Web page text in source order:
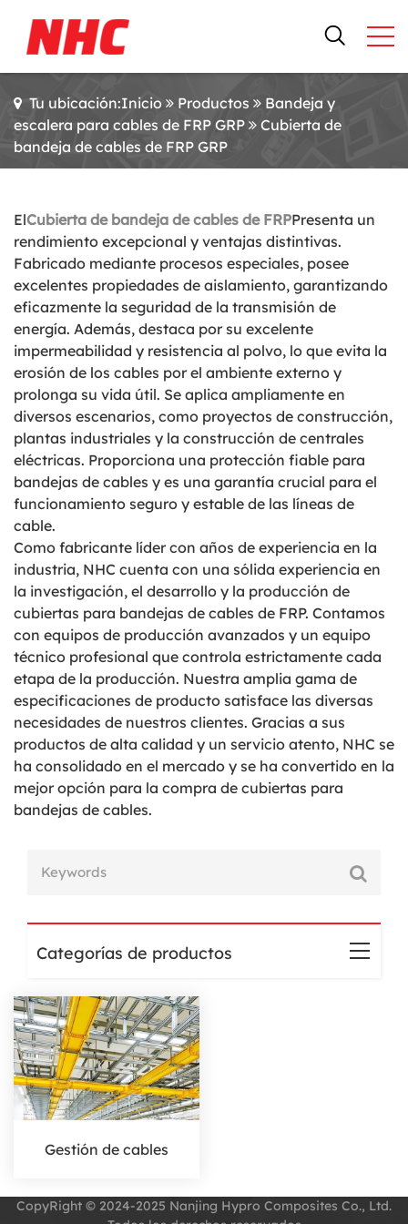
Tu ubicación:Inicio Productos
Bandeja y
escalera para cables de FRP GRP
Cubierta de
bandeja de cables de FRP GRP
ElCubierta de bandeja de cables de FRPPresenta un
rendimiento excepcional y ventajas distintivas.
Fabricado mediante procesos especiales, posee
excelentes propiedades de aislamiento, garantizando
eficazmente la seguridad de la transmisión de
energía. Además, destaca por su excelente
impermeabilidad y resistencia al polvo, lo que evita la
erosión de los cables por el ambiente externo y
prolonga su vida útil. Se aplica ampliamente en
diversos escenarios, como proyectos de construcción,
plantas industriales y la construcción de centrales
eléctricas. Proporciona una protección fiable para
bandejas de cables y es una garantía crucial para el
funcionamiento seguro y estable de las líneas de
cable.
Como fabricante líder con años de experiencia en la
industria, NHC cuenta con una sólida experiencia en
la investigación, el desarrollo y la producción de
cubiertas para bandejas de cables de FRP. Contamos
con equipos de producción avanzados y un equipo
técnico profesional que controla estrictamente cada
etapa de la producción. Nuestra amplia gama de
especificaciones de producto satisface las diversas
necesidades de nuestros clientes. Gracias a sus
productos de alta calidad y un servicio atento, NHC se
ha consolidado en el mercado y se ha convertido en la
mejor opción para la compra de cubiertas para
bandejas de cables.
Gestión de cables
Categorías de productos
CopyRight © 2024-2025 Nanjing Hypro Composites Co., Ltd.